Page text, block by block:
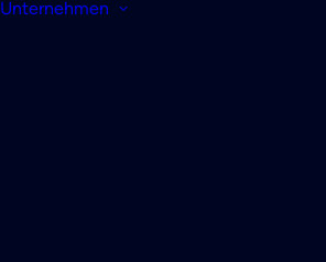
Unternehmen